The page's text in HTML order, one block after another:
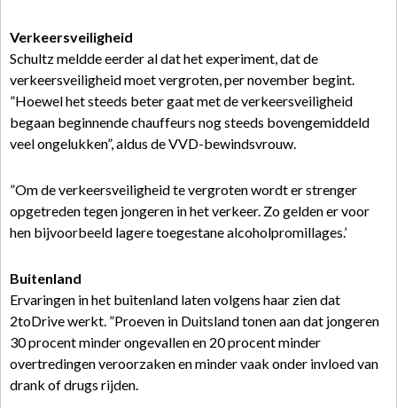
Verkeersveiligheid
Schultz meldde eerder al dat het experiment, dat de
verkeersveiligheid moet vergroten, per november begint.
”Hoewel het steeds beter gaat met de verkeersveiligheid
begaan beginnende chauffeurs nog steeds bovengemiddeld
veel ongelukken”, aldus de VVD-bewindsvrouw.
”Om de verkeersveiligheid te vergroten wordt er strenger
opgetreden tegen jongeren in het verkeer. Zo gelden er voor
hen bijvoorbeeld lagere toegestane alcoholpromillages.’
Buitenland
Ervaringen in het buitenland laten volgens haar zien dat
2toDrive werkt. ”Proeven in Duitsland tonen aan dat jongeren
30 procent minder ongevallen en 20 procent minder
overtredingen veroorzaken en minder vaak onder invloed van
drank of drugs rijden.